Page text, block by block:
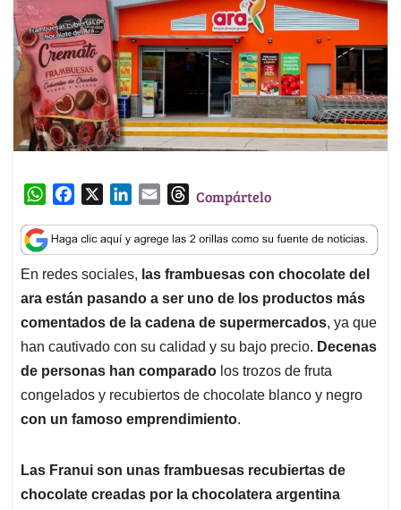
W
a
t
s
A
p
p
c
e
b
o
o
k
n
k
e
d
I
n
a
i
l
T
r
e
a
d
s
Compártelo
En redes sociales, las frambuesas con chocolate del
ara están pasando a ser uno de los productos más
comentados de la cadena de supermercados, ya que
han cautivado con su calidad y su bajo precio. Decenas
de personas han comparado los trozos de fruta
congelados y recubiertos de chocolate blanco y negro
con un famoso emprendimiento.
Las Franui son unas frambuesas recubiertas de
chocolate creadas por la chocolatera argentina